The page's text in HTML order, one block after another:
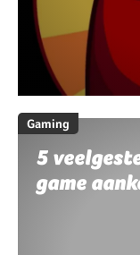
Gaming
5
game